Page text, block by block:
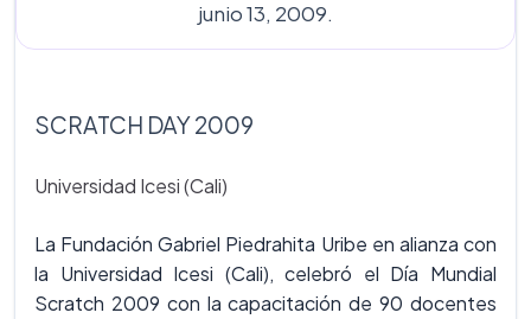
junio 13, 2009.
SCRATCH DAY 2009
Universidad Icesi (Cali)
La Fundación Gabriel Piedrahita Uribe en alianza con
la Universidad Icesi (Cali), celebró el Día Mundial
Scratch 2009 con la capacitación de 90 docentes